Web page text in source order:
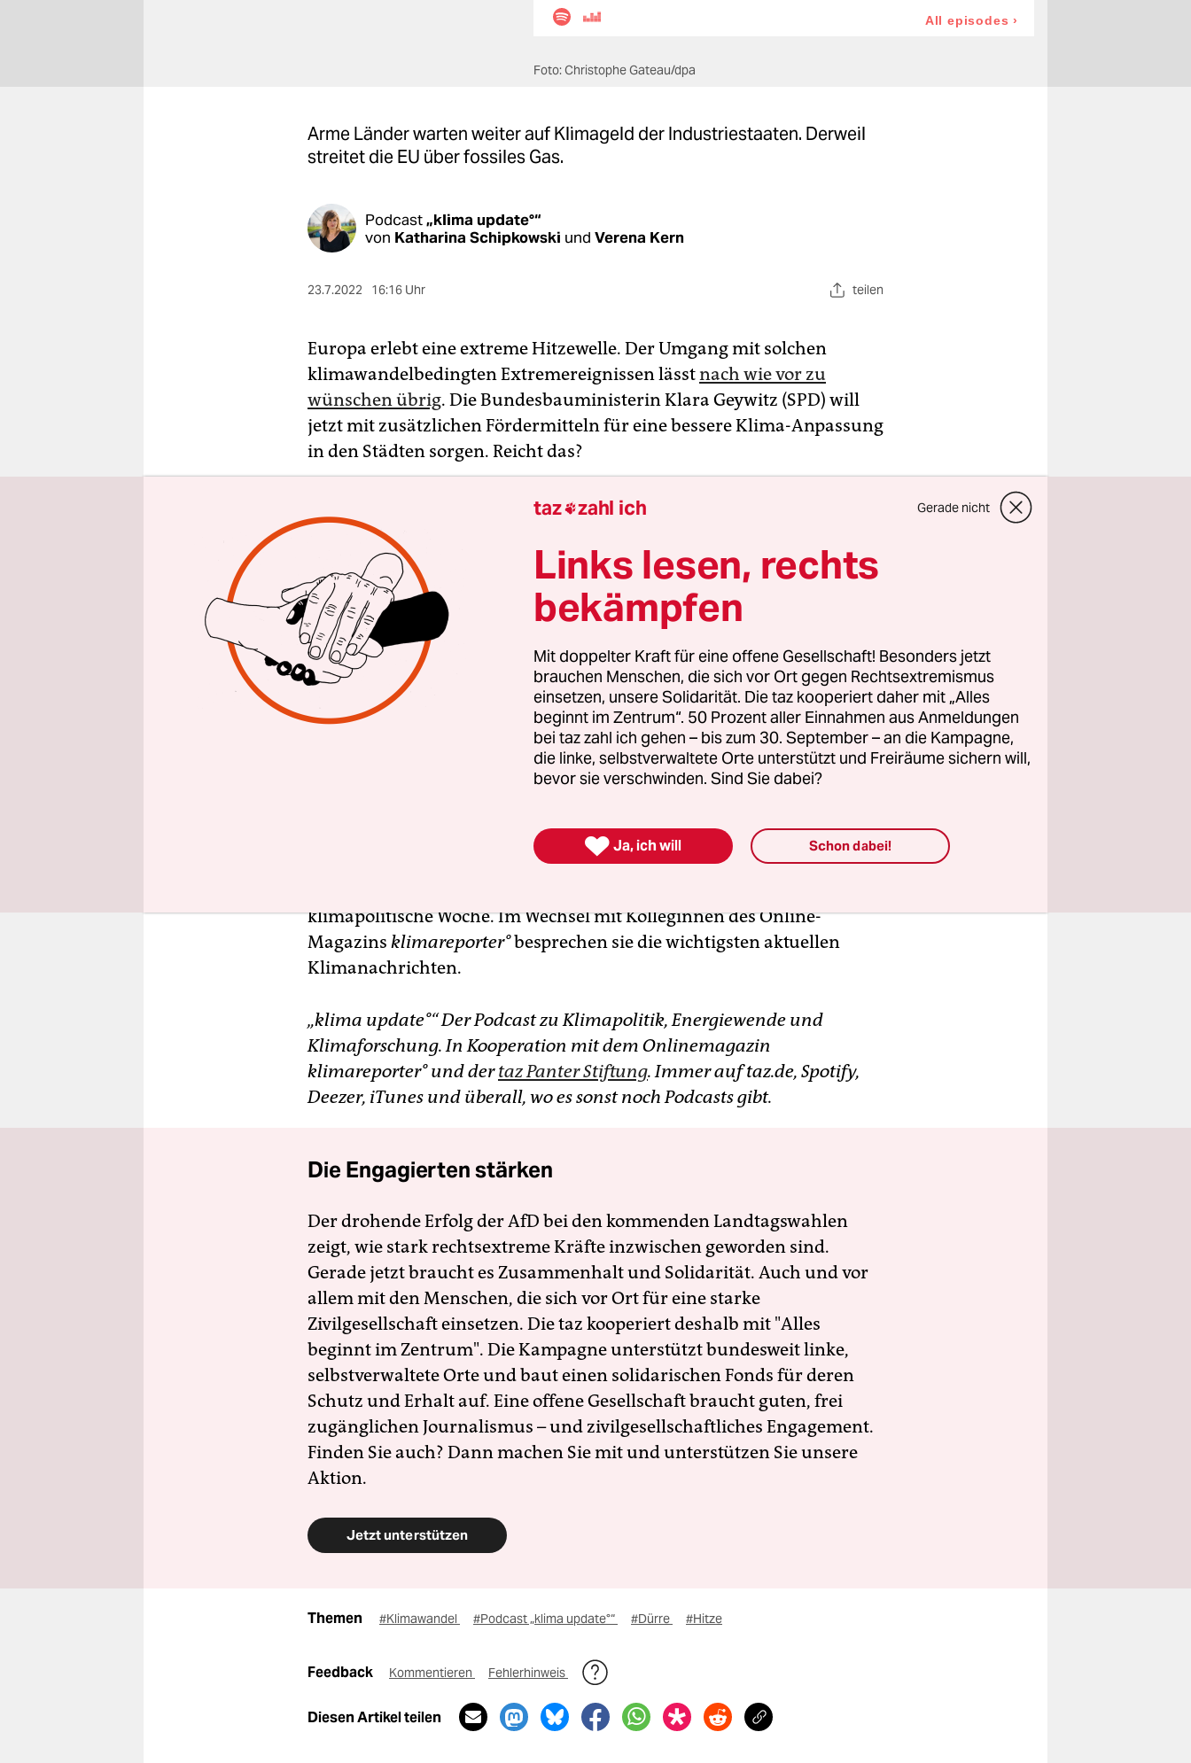
Foto: Christophe Gateau/dpa
Arme Länder warten weiter auf Klimageld der Industriestaaten. Derweil
streitet die EU über fossiles Gas.
Podcast„klima update°“
von Katharina Schipkowski und Verena Kern
23.7.2022 16:16 Uhr teilen
Europa erlebt eine extreme Hitzewelle. Der Umgang mit solchen
klimawandelbedingten Extremereignissen lässtnach wie vor zu
wünschen übrig. Die Bundesbauministerin Klara Geywitz (SPD) will
jetzt mit zusätzlichen Fördermitteln für eine bessere Klima-Anpassung
in den Städten sorgen. Reicht das?
auf der internationalen Ebene: Anfang der Woche
fand der jährliche Petersberger Klimadialog in Berlin statt. Dabei
reden wechselnde Regierungen in informellem Rahmen über die
Streitpunkte in der Klimadiplomatie – damit diese dann nicht die
formellen Klimaverhandlungen der Vereinten Nationen blockieren.
Das betrifft vor allem Finanzfragen. Zum Beispiel: Müssen
Industrieländer Schadensersatz im globalen Süden leisten? Ein Knoten
gelöst wurde dabei nicht.
Fossile Probleme: Die Europäische Kommission hält eine Gas-
Mangellage im Herbst und Winter für wahrscheinlich und will die EU-
Staaten nun mit einem Notfallplanzum Sparen verpflichten. Der
-Redakteurinnen Susanne Schwarz und Katharina Schipkowski
klimapolitische Woche. Im Wechsel mit Kolleginnen des Online-
Magazins klimareporter°besprechen sie die wichtigsten aktuellen
Klimanachrichten.
„klima update°“ Der Podcast zu Klimapolitik, Energiewende und
Klimaforschung. In Kooperation mit dem Onlinemagazin
klimareporter° und dertaz Panter Stiftung. Immer auf taz.de, Spotify,
Deezer, iTunes und überall, wo es sonst noch Podcasts gibt.
Die Engagierten stärken
Der drohende Erfolg der AfD bei den kommenden Landtagswahlen
zeigt, wie stark rechtsextreme Kräfte inzwischen geworden sind.
Gerade jetzt braucht es Zusammenhalt und Solidarität. Auch und vor
allem mit den Menschen, die sich vor Ort für eine starke
Zivilgesellschaft einsetzen. Die taz kooperiert deshalb mit "Alles
beginnt im Zentrum". Die Kampagne unterstützt bundesweit linke,
selbstverwaltete Orte und baut einen solidarischen Fonds für deren
Schutz und Erhalt auf. Eine offene Gesellschaft braucht guten, frei
zugänglichen Journalismus – und zivilgesellschaftliches Engagement.
Finden Sie auch? Dann machen Sie mit und unterstützen Sie unsere
Aktion.
Jetzt unterstützen
Themen #Klimawandel #Podcast „klima update°“ #Dürre #Hitze
Feedback Kommentieren Fehlerhinweis
Diesen Artikel teilen
taz zahl ich Gerade nicht
Links lesen, rechts
bekämpfen
Mit doppelter Kraft für eine offene Gesellschaft! Besonders jetzt
brauchen Menschen, die sich vor Ort gegen Rechtsextremismus
einsetzen, unsere Solidarität. Die taz kooperiert daher mit „Alles
beginnt im Zentrum“. 50 Prozent aller Einnahmen aus Anmeldungen
bei taz zahl ich gehen – bis zum 30. September – an die Kampagne,
die linke, selbstverwaltete Orte unterstützt und Freiräume sichern will,
bevor sie verschwinden. Sind Sie dabei?
 Ja, ich will Schon dabei!